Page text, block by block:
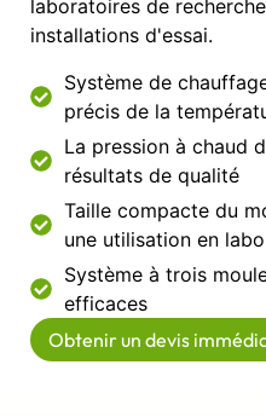
laboratoires de
installations d'essai.
Système de
précis de la
La pression à chaud
résultats de qualité
Taille compacte du
une utilisation en
Système à trois
efficaces
Obtenir un devis